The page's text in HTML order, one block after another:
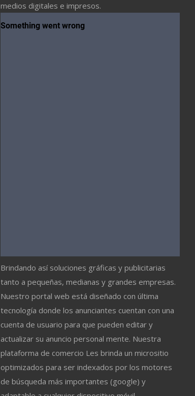
medios digitales e impresos.
Brindando así soluciones gráficas y publicitarias
tanto a pequeñas, medianas y grandes empresas.
Nuestro portal web está diseñado con última
tecnología donde los anunciantes cuentan con una
cuenta de usuario para que pueden editar y
actualizar su anuncio personal mente. Nuestra
plataforma de comercio Les brinda un micrositio
optimizados para ser indexados por los motores
de búsqueda más importantes (google) y